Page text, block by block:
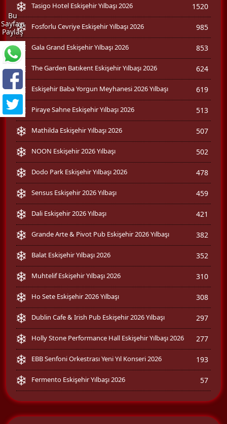
Bu
Sayfayı
Paylaş
Tasigo Hotel Eskişehir Yılbaşı 2026 1520
Fosforlu Cevriye Eskişehir Yılbaşı 2026 985
Gala Grand Eskişehir Yılbaşı 2026 853
The Garden Batıkent Eskişehir Yılbaşı 2026 624
Eskişehir Baba Yorgun Meyhanesi 2026 Yılbaşı 619
Piraye Sahne Eskişehir Yılbaşı 2026 513
Mathilda Eskişehir Yılbaşı 2026 507
NOON Eskişehir 2026 Yılbaşı 502
Dodo Park Eskişehir Yılbaşı 2026 478
Sensus Eskişehir 2026 Yılbaşı 459
Dali Eskişehir 2026 Yılbaşı 421
Grande Arte & Pivot Pub Eskişehir 2026 Yılbaşı 382
Balat Eskişehir Yılbaşı 2026 352
Muhtelif Eskişehir Yılbaşı 2026 310
Ho Sete Eskişehir 2026 Yılbaşı 308
Dublin Cafe & Irish Pub Eskişehir 2026 Yılbaşı 297
Holly Stone Performance Hall Eskişehir Yılbaşı 2026 277
EBB Senfoni Orkestrası Yeni Yıl Konseri 2026 193
Fermento Eskişehir Yılbaşı 2026 57